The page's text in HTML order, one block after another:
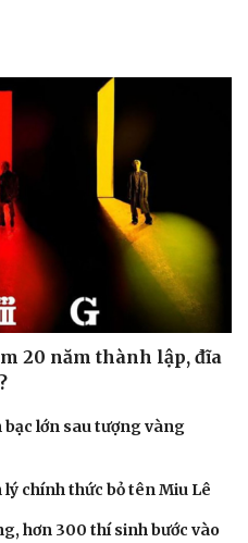
Tình yêu - Gia đình
20 năm thành lập, đĩa
lớn sau tượng vàng
lý chính thức bỏ tên Miu Lê
hơn 300 thí sinh bước vào